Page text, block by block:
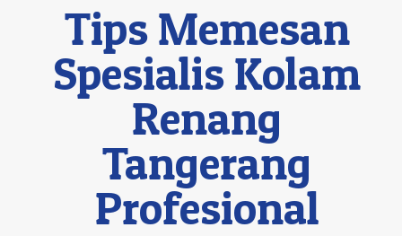
Tips Memesan
Spesialis Kolam
Renang
Tangerang
Profesional